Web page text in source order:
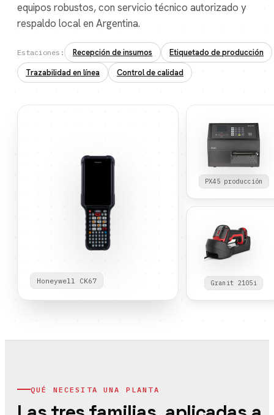
equipos robustos, con servicio técnico autorizado y
respaldo local en Argentina.
Estaciones: Recepción de insumos
Etiquetado de producción
Trazabilidad en línea
Control de calidad
Honeywell CK67
PX45 producción
Granit 2105i
QUÉ NECESITA UNA PLANTA